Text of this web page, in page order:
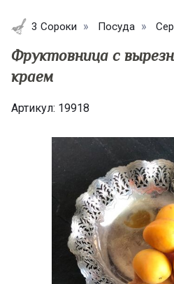
3 Сороки Посуда
Фруктовница с
краем
Артикул: 19918